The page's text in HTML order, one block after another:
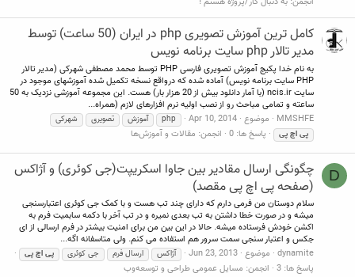
کامل ترین آموزش تصویری php در ایران (50 ساعت) توسط
مدیر تالار php سایت برنامه نویس
به نام خدا پکیج آموزش تصویری فارسی PHP توسط محمد مصطفی شهرکی (مدیر تالار
PHP سایت برنامه نویس) آماده شده که درواقع نسخه تکمیل شده آموزشهای موجود در
سایت ncis.ir (با آمار دانلود بیش از 20 هزار بار) هست. این مجموعه آموزشی نزدیک به 50
ساعته و تمامی مباحث رو از نصب اولیه نرم افزارهای لازم (همراه...
MMSHFE
موضوع Apr 10, 2014
php آموزش تصویری
شهرکی
پی اچ پی پاسخ ها: 0 انجمن: مقالات و آموزش‌ها
D
چگونگی ارسال مقادیر بین جاوا اسکریپت(جی کوئری) و آژاکس
(صفحه پی اچ پی مقصد)
سلام دوستان من فرمی دارم که دارای چند تب هست و با کمک جی کوئری اعتبارسنجی
میشه و در صورت خطا داشتن به تب بعدی نمیره و در تب آخر با دکمه سابمیت فرم به
اکشن خودش فرستاده میشه. حالا در این بین من برای امنیت بیشتر در فرم ارسالی از ای
جکس و اعتبار سنجی سمت سرور هم استفاده می کنم. ولی متاسفانه اگه...
dynamite موضوع Jun 23, 2013 آژاکس ارسال فرم جی کوئری پی اچ پی
پاسخ ها: 3 انجمن: مسایل عمومی طراحی و توسعه‌وب